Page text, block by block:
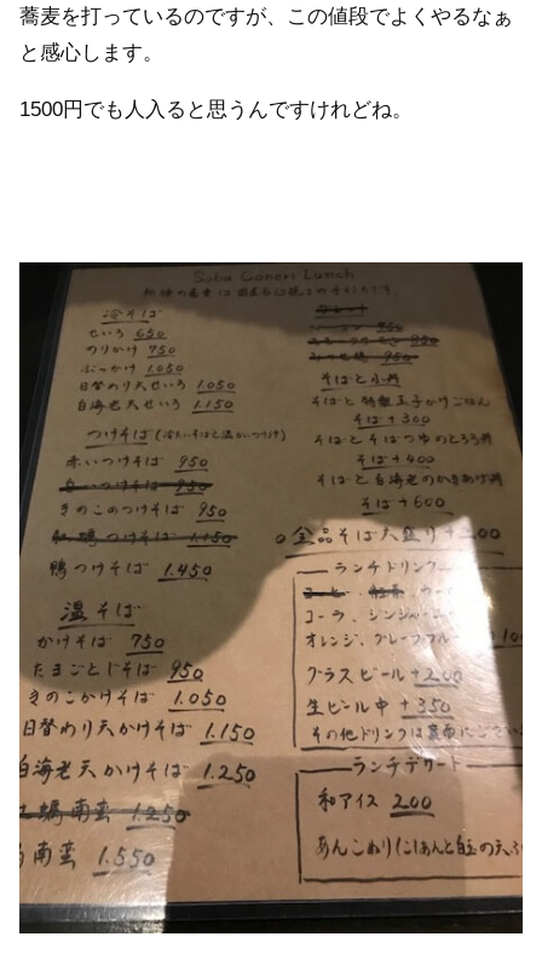
蕎麦を打っているのですが、この値段でよくやるなぁ
と感心します。
1500円でも人入ると思うんですけれどね。